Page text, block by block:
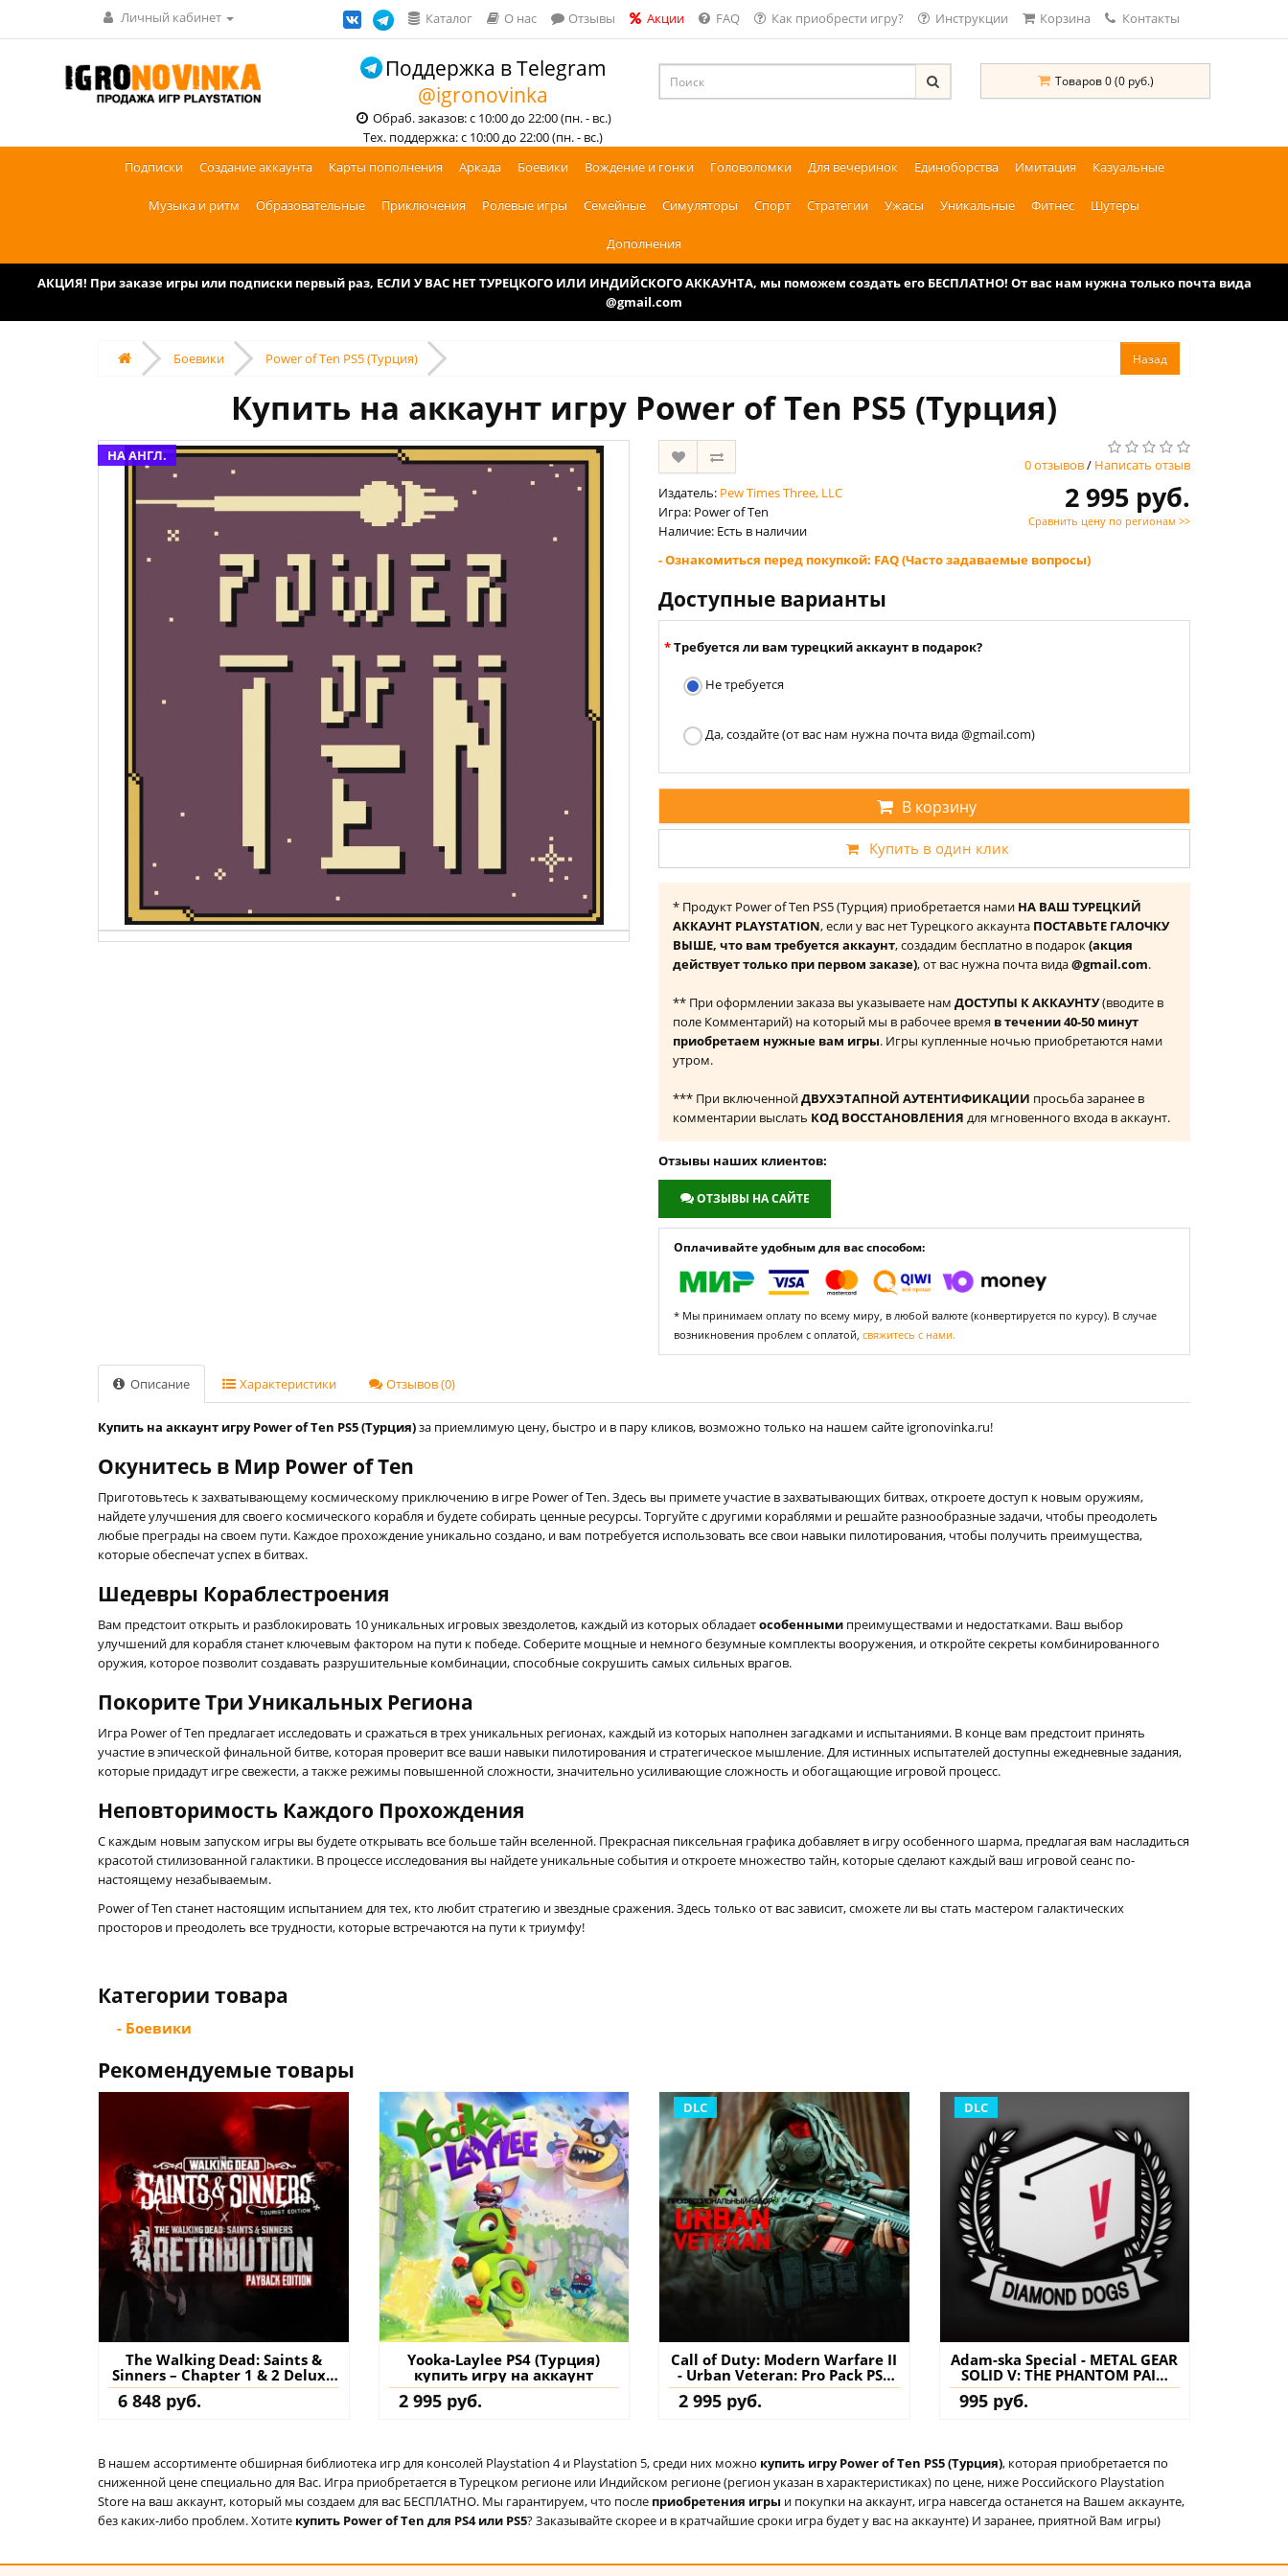
Личный кабинет Каталог О нас Отзывы Акции FAQ Как приобрести игру? Инструкции Корзина Контакты
Поддержка в Telegram
@igronovinka
Обраб. заказов: с 10:00 до 22:00 (пн. - вс.)
Тех. поддержка: с 10:00 до 22:00 (пн. - вс.)
Товаров 0 (0 руб.)
Подписки Создание аккаунта Карты пополнения Аркада Боевики Вождение и гонки Головоломки Для вечеринок Единоборства Имитация Казуальные
Музыка и ритм Образовательные Приключения Ролевые игры Семейные Симуляторы Спорт Стратегии Ужасы Уникальные Фитнес Шутеры
Дополнения
АКЦИЯ! При заказе игры или подписки первый раз, ЕСЛИ У ВАС НЕТ ТУРЕЦКОГО ИЛИ ИНДИЙСКОГО АККАУНТА, мы поможем создать его БЕСПЛАТНО! От вас нам нужна только почта вида
@gmail.com
Боевики Power of Ten PS5 (Турция)
Купить на аккаунт игру Power of Ten PS5 (Турция)
НА АНГЛ.
0 отзывов/ Написать отзыв
Издатель: Pew Times Three, LLC
Игра: Power of Ten
Наличие: Есть в наличии
2 995 руб.
Сравнить цену по регионам >>
- Ознакомиться перед покупкой: FAQ (Часто задаваемые вопросы)
Доступные варианты
Требуется ли вам турецкий аккаунт в подарок?
Не требуется
Да, создайте (от вас нам нужна почта вида @gmail.com)
В корзину
Купить в один клик
* Продукт Power of Ten PS5 (Турция) приобретается нами НА ВАШ ТУРЕЦКИЙ
АККАУНТ PLAYSTATION, если у вас нет Турецкого аккаунта ПОСТАВЬТЕ ГАЛОЧКУ
ВЫШЕ, что вам требуется аккаунт, создадим бесплатно в подарок(акция
действует только при первом заказе), от вас нужна почта вида@gmail.com.
** При оформлении заказа вы указываете нам ДОСТУПЫ К АККАУНТУ(вводите в
поле Комментарий) на который мы в рабочее время в течении 40-50 минут
приобретаем нужные вам игры. Игры купленные ночью приобретаются нами
утром.
*** При включеннойДВУХЭТАПНОЙ АУТЕНТИФИКАЦИИ просьба заранее в
комментарии выслать КОД ВОССТАНОВЛЕНИЯ для мгновенного входа в аккаунт.
Отзывы наших клиентов:
ОТЗЫВЫ НА САЙТЕ
Оплачивайте удобным для вас способом:
* Мы принимаем оплату по всему миру, в любой валюте (конвертируется по курсу). В случае
возникновения проблем с оплатой, свяжитесь с нами.
Описание Характеристики Отзывов (0)
Купить на аккаунт игру Power of Ten PS5 (Турция)за приемлимую цену, быстро и в пару кликов, возможно только на нашем сайте igronovinka.ru!
Окунитесь в Мир Power of Ten
Приготовьтесь к захватывающему космическому приключению в игре Power of Ten. Здесь вы примете участие в захватывающих битвах, откроете доступ к новым оружиям,
найдете улучшения для своего космического корабля и будете собирать ценные ресурсы. Торгуйте с другими кораблями и решайте разнообразные задачи, чтобы преодолеть
любые преграды на своем пути. Каждое прохождение уникально создано, и вам потребуется использовать все свои навыки пилотирования, чтобы получить преимущества,
которые обеспечат успех в битвах.
Шедевры Кораблестроения
Вам предстоит открыть и разблокировать 10 уникальных игровых звездолетов, каждый из которых обладаетособенными преимуществами и недостатками. Ваш выбор
улучшений для корабля станет ключевым фактором на пути к победе. Соберите мощные и немного безумные комплекты вооружения, и откройте секреты комбинированного
оружия, которое позволит создавать разрушительные комбинации, способные сокрушить самых сильных врагов.
Покорите Три Уникальных Региона
Игра Power of Ten предлагает исследовать и сражаться в трех уникальных регионах, каждый из которых наполнен загадками и испытаниями. В конце вам предстоит принять
участие в эпической финальной битве, которая проверит все ваши навыки пилотирования и стратегическое мышление. Для истинных испытателей доступны ежедневные задания,
которые придадут игре свежести, а также режимы повышенной сложности, значительно усиливающие сложность и обогащающие игровой процесс.
Неповторимость Каждого Прохождения
С каждым новым запуском игры вы будете открывать все больше тайн вселенной. Прекрасная пиксельная графика добавляет в игру особенного шарма, предлагая вам насладиться
красотой стилизованной галактики. В процессе исследования вы найдете уникальные события и откроете множество тайн, которые сделают каждый ваш игровой сеанс по-
настоящему незабываемым.
Power of Ten станет настоящим испытанием для тех, кто любит стратегию и звездные сражения. Здесь только от вас зависит, сможете ли вы стать мастером галактических
просторов и преодолеть все трудности, которые встречаются на пути к триумфу!
Категории товара
- Боевики
Рекомендуемые товары
The Walking Dead: Saints &
Sinners – Chapter 1 & 2 Deluxe
Edition PS5 VR2 (Турция)
купить игру на аккаунт
6 848 руб.
Yooka-Laylee PS4 (Турция)
купить игру на аккаунт
2 995 руб.
DLC
Call of Duty: Modern Warfare II
- Urban Veteran: Pro Pack PS4
(Турция) купить дополнение
на аккаунт
2 995 руб.
DLC
Adam-ska Special - METAL GEAR
SOLID V: THE PHANTOM PAIN
PS4 (Турция) купить
дополнение на аккаунт
995 руб.
В нашем ассортименте обширная библиотека игр для консолей Playstation 4 и Playstation 5, среди них можно купить игру Power of Ten PS5 (Турция), которая приобретается по
сниженной цене специально для Вас. Игра приобретается в Турецком регионе или Индийском регионе (регион указан в характеристиках) по цене, ниже Российского Playstation
Store на ваш аккаунт, который мы создаем для вас БЕСПЛАТНО. Мы гарантируем, что после приобретения игры и покупки на аккаунт, игра навсегда останется на Вашем аккаунте,
без каких-либо проблем. Хотите купить Power of Ten для PS4 или PS5? Заказывайте скорее и в кратчайшие сроки игра будет у вас на аккаунте) И заранее, приятной Вам игры)